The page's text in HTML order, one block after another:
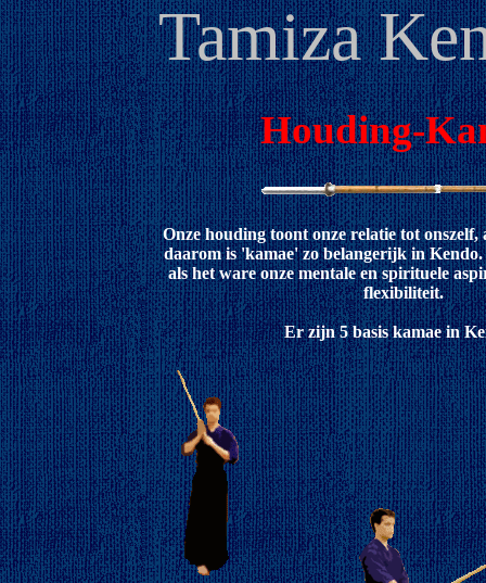
Tamiza
Houding-
Onze houding toont onze relatie tot onszelf,
daarom is 'kamae' zo belangerijk in
als het ware onze mentale en spirituele
flexibiliteit.
Er zijn 5 basis kamae in